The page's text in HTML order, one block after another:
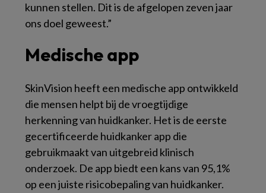
kunnen stellen. Dit is de afgelopen zeven jaar
ons doel geweest.”
Medische app
SkinVision heeft een medische app ontwikkeld
die mensen helpt bij de vroegtijdige
herkenning van huidkanker. Het is de eerste
gecertificeerde huidkanker app die
gebruikmaakt van uitgebreid klinisch
onderzoek. De app biedt een kans van 95,1%
op een juiste risicobepaling van huidkanker.